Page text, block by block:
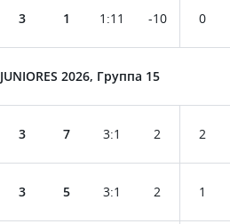
3 1 1 :11 -10 0
2026, Группа 15
3 7 3:1 2 2
3 5 3:1 2 1